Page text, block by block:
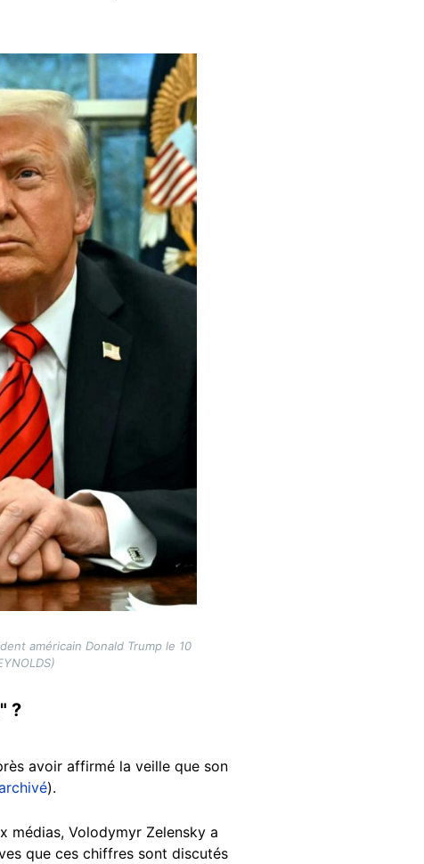
américain Donald Trump le 10
?
avoir affirmé la veille que son
).
médias, Volodymyr Zelensky a
que ces chiffres sont discutés